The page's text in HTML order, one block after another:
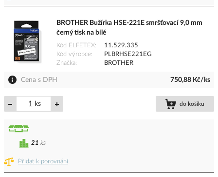
BROTHER Bužírka HSE-221E smršťovací 9,0 mm
černý tisk na bílé
Kód ELFETEX
11.529.335
Kód výrobce
PLBRHSE221EG
Značka
BROTHER
Cena s DPH 750,88 Kč/ks
ks do košíku
Přidat k porovnání
21 ks